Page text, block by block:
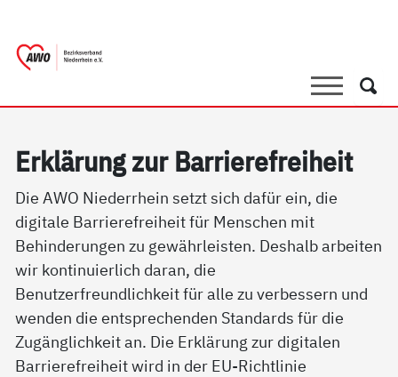
SucheSuche
Erklärung zur Barrierefreiheit
Die AWO Niederrhein setzt sich dafür ein, die
digitale Barrierefreiheit für Menschen mit
Behinderungen zu gewährleisten. Deshalb arbeiten
wir kontinuierlich daran, die
Benutzerfreundlichkeit für alle zu verbessern und
wenden die entsprechenden Standards für die
Zugänglichkeit an. Die Erklärung zur digitalen
Barrierefreiheit wird in der EU-Richtlinie